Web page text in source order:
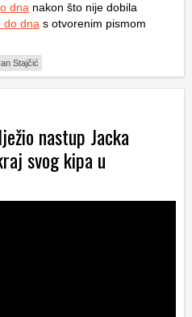
dna nakon što nije dobila
do dna s otvorenim pismom
Stajčić
nastup Jacka
svog kipa u